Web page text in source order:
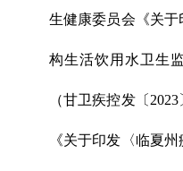
生健康委员会《关
构生活饮用水卫生
（甘卫疾控发〔
《关于印发〈临夏